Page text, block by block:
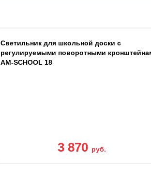
Светильник для школьной доски c
регулируемыми поворотными
AM-SCHOOL 18
3 870 руб.